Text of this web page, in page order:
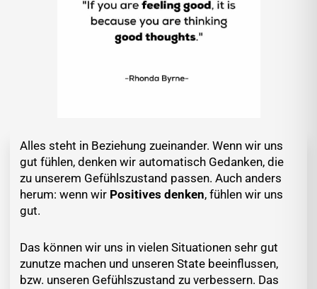
Alles steht in Beziehung zueinander. Wenn wir uns
gut fühlen, denken wir automatisch Gedanken, die
zu unserem Gefühlszustand passen. Auch anders
herum: wenn wir Positives denken, fühlen wir uns
gut.
Das können wir uns in vielen Situationen sehr gut
zunutze machen und unseren State beeinflussen,
bzw. unseren Gefühlszustand zu verbessern. Das